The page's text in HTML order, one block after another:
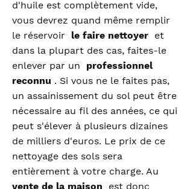
d'huile est complètement vide,
vous devrez quand même remplir
le réservoir le faire nettoyer et
dans la plupart des cas, faites-le
enlever par un professionnel
reconnu . Si vous ne le faites pas,
un assainissement du sol peut être
nécessaire au fil des années, ce qui
peut s'élever à plusieurs dizaines
de milliers d'euros. Le prix de ce
nettoyage des sols sera
entièrement à votre charge. Au
vente de la maison est donc